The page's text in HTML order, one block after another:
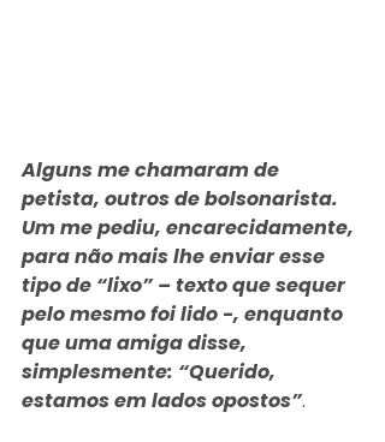
Alguns me chamaram de
petista, outros de bolsonarista.
Um me pediu, encarecidamente,
para não mais lhe enviar esse
tipo de “lixo” – texto que sequer
pelo mesmo foi lido -, enquanto
que uma amiga disse,
simplesmente: “Querido,
estamos em lados opostos”.